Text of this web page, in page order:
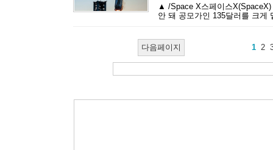
▲ /Space X스페이스
안 돼 공모가인 135달러를 크게
다음페이지 1 2